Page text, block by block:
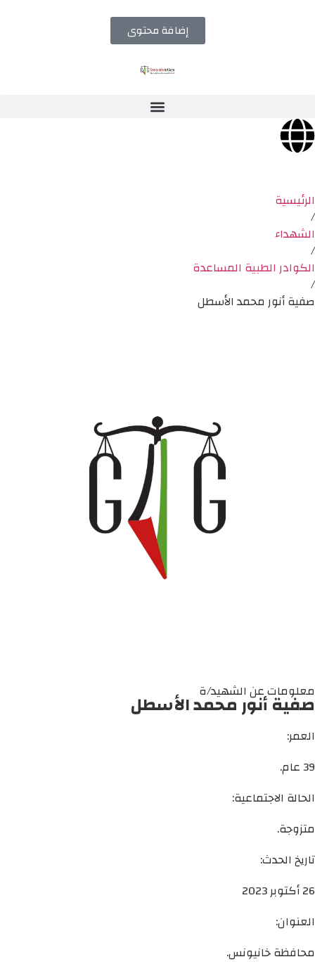
إضافة محتوى
الرئيسية
/
الشهداء
/
الكوادر الطبية المساعدة
/
صفية أنور محمد الأسطل
معلومات عن الشهيد/ة
صفية أنور محمد الأسطل
العمر:
39 عام.
الحالة الاجتماعية:
متزوجة.
تاريخ الحدث:
26 أكتوبر 2023
العنوان:
محافظة خانيونس.